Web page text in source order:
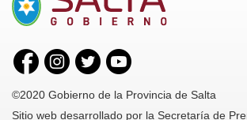
©2020 Gobierno de la Provincia de Salta
Sitio web desarrollado por la Secretaría de